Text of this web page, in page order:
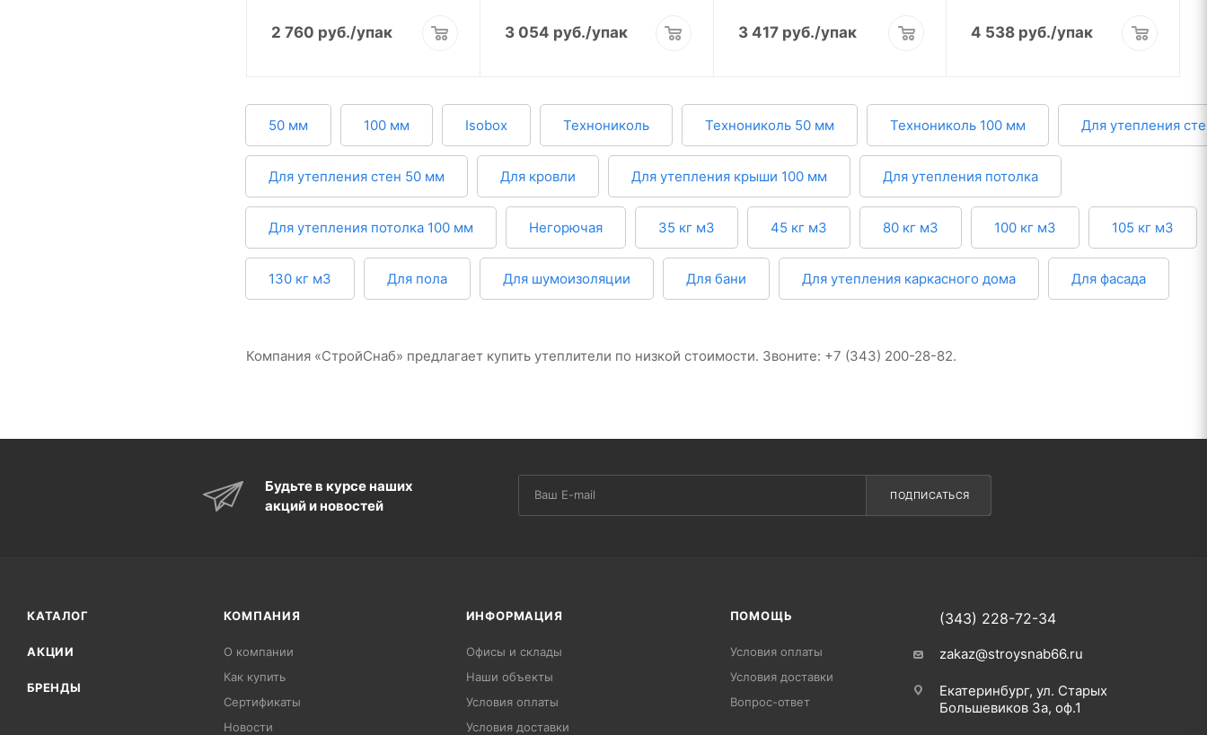
2 760 руб./упак 3 054 руб./упак 3 417руб./упак 4 538 руб./упак
50 мм 100 мм Isobox Технониколь Технониколь 50 мм Технониколь 100 мм Для утепления
Для утепления стен 50 мм Для кровли Для утепления крыши 100 мм Для утепления потолка
Для утепления потолка 100 мм Негорючая 35 кг м3 45 кг м3 80 кг м3 100 кг м3 105 кг м3
130 кг м3 Для пола Для шумоизоляции Для бани Для утепления каркасного дома Для фасада
Компания «СтройСнаб» предлагает купить утеплители по низкой стоимости. Звоните: +7 (343) 200-28-82.
Будьте в курсе наших
акций и новостей
ПОДПИСАТЬСЯ
КАТАЛОГ
АКЦИИ
БРЕНДЫ
КОМПАНИЯ
О компании
Как купить
Сертификаты
Новости
ИНФОРМАЦИЯ
Офисы и склады
Наши объекты
Условия оплаты
Условия доставки
ПОМОЩЬ
Условия оплаты
Условия доставки
Вопрос-ответ
(343) 228-72-34
zakaz@stroysnab66.ru
Екатеринбург, ул. Старых
Большевиков 3а, оф.1